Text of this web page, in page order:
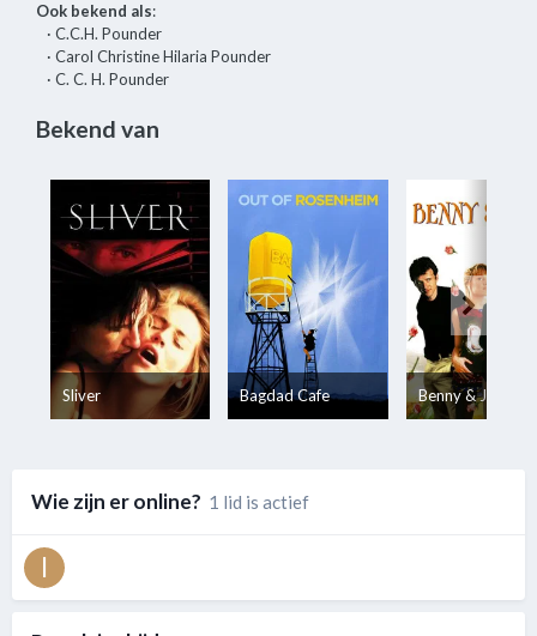
Ook bekend als:
· C.C.H. Pounder
· Carol Christine Hilaria Pounder
· C. C. H. Pounder
Bekend van
Sliver Bagdad Cafe Benny & Joon
Wie zijn er online? 1 lid is actief